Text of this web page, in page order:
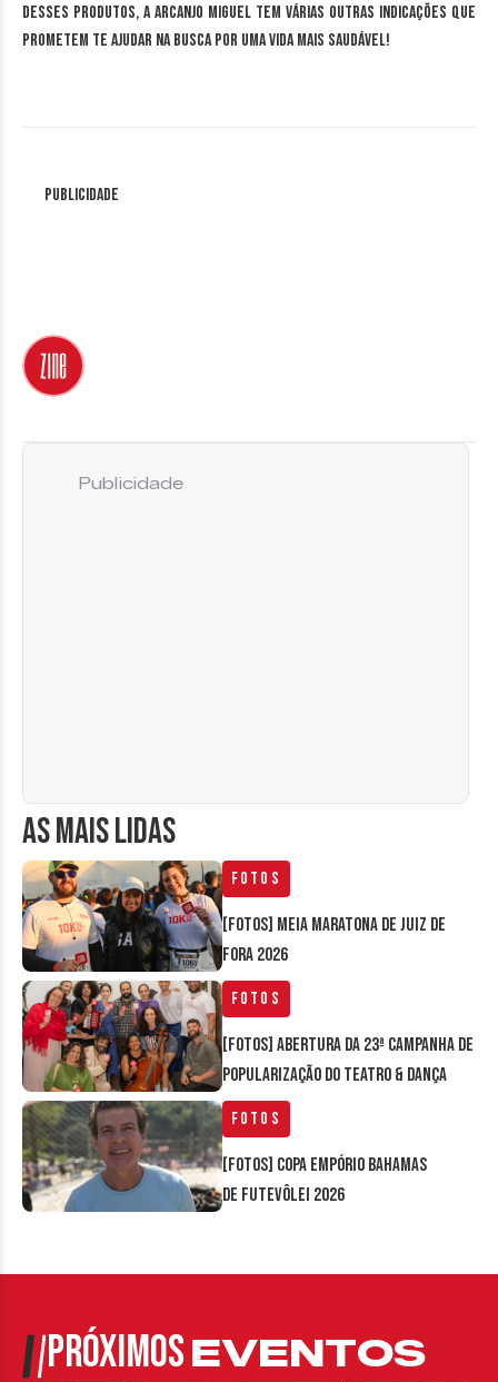
desses produtos, a Arcanjo Miguel tem várias outras indicações que
prometem te ajudar na busca por uma vida mais saudável!
Publicidade
AS MAIS LIDAS
Fotos
[FOTOS] Meia Maratona de Juiz de
Fora 2026
Fotos
[FOTOS] Abertura da 23ª Campanha de
Popularização do Teatro & Dança
Fotos
[FOTOS] Copa Empório Bahamas
de Futevôlei 2026
Publicidade
PRÓXIMOSEVENTOS